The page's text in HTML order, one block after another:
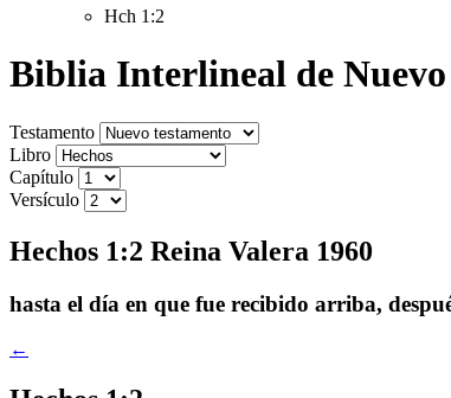
Hch 1:2
Biblia Interlineal de Nuevo
Testamento
Libro
Capítulo
Versículo
Hechos 1:2 Reina Valera 1960
hasta el día en que fue recibido arriba,
←